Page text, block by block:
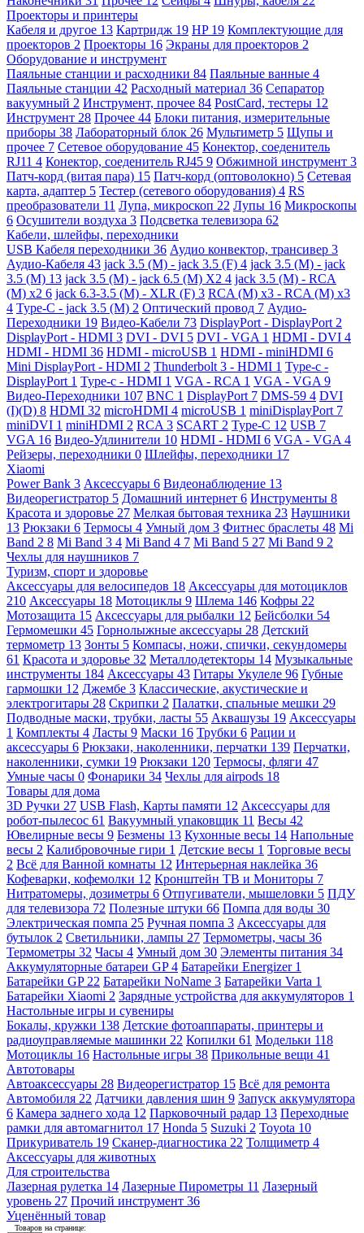
Проекторы и принтеры
Кабеля и другое 13 Картридж 19 HP 19 Комплектующие для
проекторов 2 Проекторы 16 Экраны для проекторов 2
Оборудование и инструмент
Паяльные станции и расходники 84 Паяльные ванные 4
Паяльные станции 42 Расходный материал 36 Сепаратор
вакуумный 2 Инструмент, прочее 84 PostCard, тестеры 12
Инструмент 28 Прочее 44 Блоки питания, измерительные
приборы 38 Лабораторный блок 26 Мультиметр 5 Щупы и
прочее 7 Сетевое оборудование 45 Конектор, соеденитель
RJ11 4 Конектор, соеденитель RJ45 9 Обжимной инструмент 3
Патч-корд (витая пара) 15 Патч-корд (оптоволокно) 5 Сетевая
карта, адаптер 5 Тестер (сетевого оборудования) 4 RS
преобразователи 11 Лупа, микроскоп 22 Лупы 16 Микроскопы
6 Осушители воздуха 3 Подсветка телевизора 62
Кабели, шлейфы, переходники
USB Кабеля переходники 36 Аудио конвектор, трансивер 3
Аудио-Кабеля 43 jack 3.5 (M) - jack 3.5 (F) 4 jack 3.5 (M) - jack
3.5 (M) 13 jack 3.5 (M) - jack 6.5 (M) X2 4 jack 3.5 (M) - RCA
(M) x2 6 jack 6.3-3.5 (M) - XLR (F) 3 RCA (M) x3 - RCA (M) x3
4 Type-C - jack 3.5 (M) 2 Оптический провод 7 Аудио-
Переходники 19 Видео-Кабели 73 DisplayPort - DisplayPort 2
DisplayPort - HDMI 3 DVI - DVI 5 DVI - VGA 1 HDMI - DVI 4
HDMI - HDMI 36 HDMI - microUSB 1 HDMI - miniHDMI 6
Mini DisplayPort - HDMI 2 Thunderbolt 3 - HDMI 1 Type-c -
DisplayPort 1 Type-c - HDMI 1 VGA - RCA 1 VGA - VGA 9
Видео-Переходники 107 BNC 1 DisplayPort 7 DMS-59 4 DVI
(I)(D) 8 HDMI 32 microHDMI 4 microUSB 1 miniDisplayPort 7
miniDVI 1 miniHDMI 2 RCA 3 SCART 2 Type-C 12 USB 7
VGA 16 Видео-Удлинители 10 HDMI - HDMI 6 VGA - VGA 4
Рейзеры, переходники 0 Шлейфы, переходники 17
Xiaomi
Power Bank 3 Аксессуары 6 Видеонаблюдение 13
Видеорегистратор 5 Домашний интернет 6 Инструменты 8
Красота и здоровье 27 Мелкая бытовая техника 23 Наушники
13 Рюкзаки 6 Термосы 4 Умный дом 3 Фитнес браслеты 48 Mi
Band 2 8 Mi Band 3 4 Mi Band 4 7 Mi Band 5 27 Mi Band 9 2
Чехлы для наушников 7
Туризм, спорт и здоровье
Аксессуары для велосипедов 18 Аксессуары для мотоциклов
210 Аксессуары 18 Мотоциклы 9 Шлема 146 Кофры 22
Мотозащита 15 Аксессуары для рыбалки 12 Бейсболки 54
Гермомешки 45 Горнолыжные аксессуары 28 Детский
термометр 13 Зонты 5 Компасы, ножи, спички, секундомеры
61 Красота и здоровье 32 Металлодетекторы 14 Музыкальные
инструменты 184 Аксессуары 43 Гитары Укулеле 96 Губные
гармошки 12 Джембе 3 Классические, акустические и
электрогитары 28 Скрипки 2 Палатки, спальные мешки 29
Подводные маски, трубки, ласты 55 Аквашузы 19 Аксессуары
1 Комплекты 4 Ласты 9 Маски 16 Трубки 6 Рации и
аксессуары 6 Рюкзаки, наколенники, перчатки 139 Перчатки,
наколенники, сумки 19 Рюкзаки 120 Термосы, фляги 47
Умные часы 0 Фонарики 34 Чехлы для airpods 18
Товары для дома
3D Ручки 27 USB Flash, Карты памяти 12 Аксессуары для
робот-пылесос 61 Вакуумный упаковщик 11 Весы 42
Ювелирные весы 9 Безмены 13 Кухонные весы 14 Напольные
весы 2 Калибровочные гири 1 Детские весы 1 Торговые весы
2 Всё для Ванной комнаты 12 Интерьерная наклейка 36
Кофеварки, кофемолки 12 Кронштейн ТВ и Мониторы 7
Нитратомеры, дозиметры 6 Отпугиватели, мышеловки 5 ПДУ
для телевизора 72 Полезные штуки 66 Помпа для воды 30
Электрическая помпа 25 Ручная помпа 3 Аксессуары для
бутылок 2 Светильники, лампы 27 Термометры, часы 36
Термометры 32 Часы 4 Умный дом 30 Элементы питания 34
Аккумуляторные батареи GP4 Батарейки Energizer 1
Батарейки GP 22 Батарейки NoName 3 Батарейки Varta 1
Батарейки Xiaomi 2 Зарядные устройства для аккумуляторов 1
Настольные игры и сувениры
Бокалы, кружки 138 Детские фотоаппараты, принтеры и
радиоуправляемые машинки 22 Копилки 61 Модельки 118
Мотоциклы 16 Настольные игры 38 Прикольные вещи 41
Автотовары
Автоаксессуары 28 Видеорегистратор 15 Всё для ремонта
Автомобиля 22 Датчики давления шин 9 Запуск аккумулятора
6 Камера заднего хода 12 Парковочный радар 13 Переходные
рамки для автомагнитол 17 Honda 5 Suzuki 2 Toyota 10
Прикуриватель 19 Сканер-диагностика 22 Толщиметр 4
Аксессуары для животных
Для строительства
Лазерная рулетка 14 Лазерные Пирометры 11 Лазерный
уровень 27 Прочий инструмент 36
Уценённый товар
Товаров на странице: